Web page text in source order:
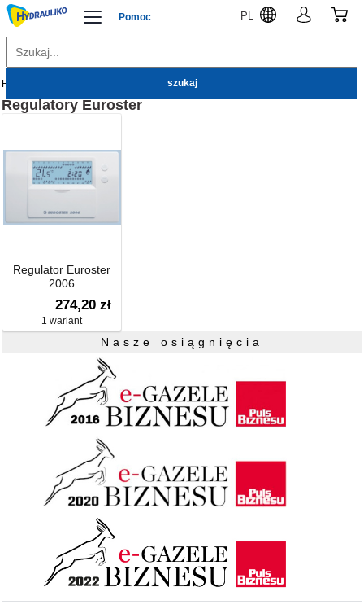
Pomoc PL
Hydrauliko
Regulatory Euroster
Regulator Euroster
2006
274,20 zł
1 wariant
Nasze osiągnięcia